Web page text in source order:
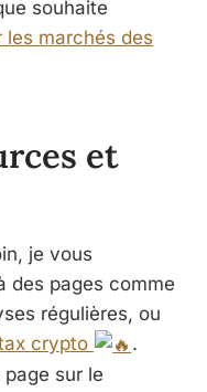
souhaite
les marchés des
et
je vous
des pages comme
régulières, ou
crypto
.
sur le